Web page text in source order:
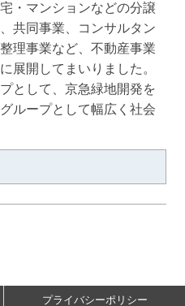
・マンションなどの分譲
共同事業、コンサルタン
理事業など、不動産事業
展開してまいりました。
として、京急緑地開発を
ループとして幅広く社会
プライバシーポリシー